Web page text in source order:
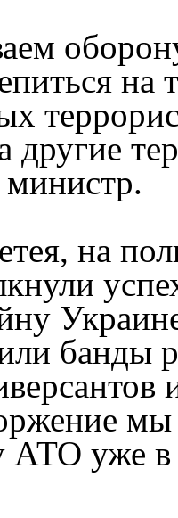
на
другие
министр.
на
банды
АТО уже в